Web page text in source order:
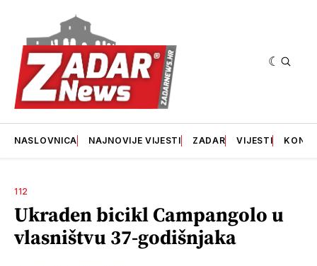
NASLOVNICA NAJNOVIJE VIJESTI ZADAR VIJESTI
112
Ukraden bicikl Campangolo u
vlasništvu 37-godišnjaka